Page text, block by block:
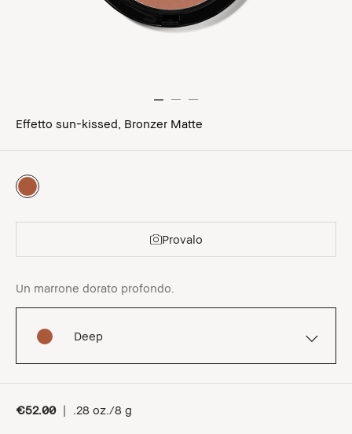
Effetto sun-kissed, Bronzer Matte
Provalo
Un marrone dorato profondo.
Deep
€52.00 | .28 oz./8 g